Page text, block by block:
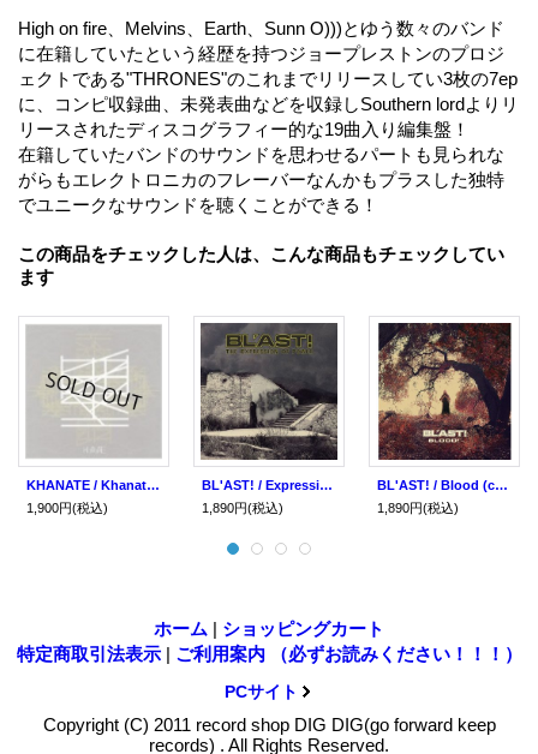
High on fire、Melvins、Earth、Sunn O)))とゆう数々のバンド
に在籍していたという経歴を持つジョープレストンのプロジ
ェクトである"THRONES"のこれまでリリースしてい3枚の7ep
に、コンピ収録曲、未発表曲などを収録しSouthern lordよりリ
リースされたディスコグラフィー的な19曲入り編集盤！
在籍していたバンドのサウンドを思わせるパートも見られな
がらもエレクトロニカのフレーバーなんかもプラスした独特
でユニークなサウンドを聴くことができる！
この商品をチェックした人は、こんな商品もチェックしてい
ます
KHANATE / Khanate (cd) Southern lord
1,900円(税込)
BL'AST! / Expression of power (cd)(3Lp) Southern lord
1,890円(税込)
BL'AST! / Blood (cd) (Lp) Southern lord
1,890円(税込)
ホーム | ショッピングカート
特定商取引法表示 | ご利用案内 （必ずお読みください！！！）
PCサイト
Copyright (C) 2011 record shop DIG DIG(go forward keep
records) . All Rights Reserved.